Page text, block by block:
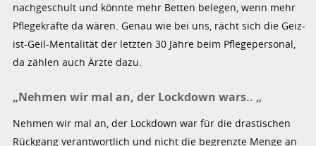
nachgeschult und könnte mehr Betten belegen, wenn mehr
Pflegekräfte da wären. Genau wie bei uns, rächt sich die Geiz-
ist-Geil-Mentalität der letzten 30 Jahre beim Pflegepersonal,
da zählen auch Ärzte dazu.
„Nehmen wir mal an, der Lockdown wars.. „
Nehmen wir mal an, der Lockdown war für die drastischen
Rückgang verantwortlich und nicht die begrenzte Menge an